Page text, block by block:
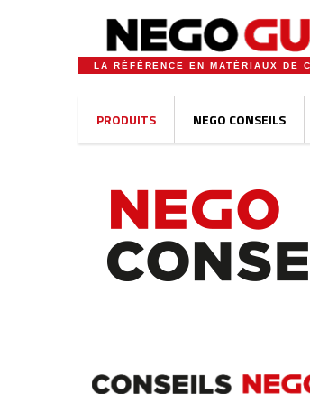
LA RÉFÉRENCE EN MATÉRIAUX DE
PRODUITS NEGO CONSEILS